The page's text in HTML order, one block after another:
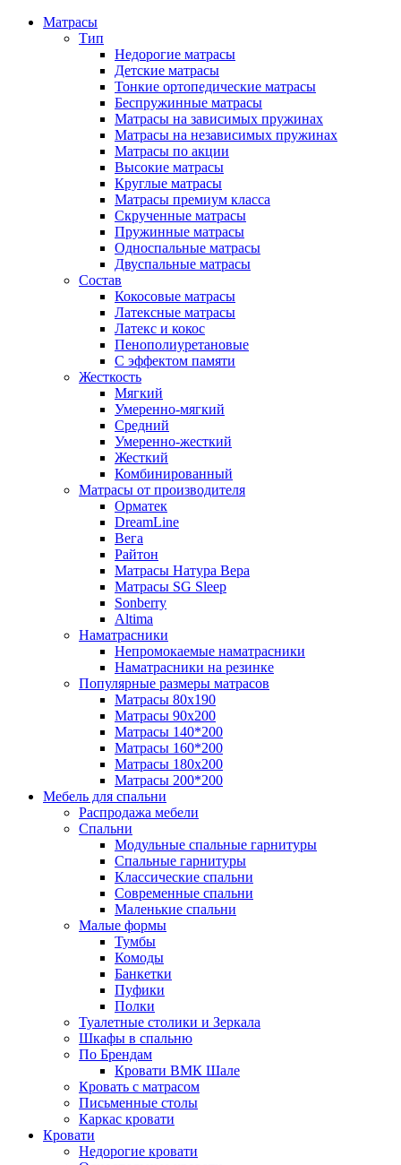
Матрасы
Тип
Недорогие матрасы
Детские матрасы
Тонкие ортопедические матрасы
Беспружинные матрасы
Матрасы на зависимых пружинах
Матрасы на независимых пружинах
Матрасы по акции
Высокие матрасы
Круглые матрасы
Матрасы премиум класса
Скрученные матрасы
Пружинные матрасы
Односпальные матрасы
Двуспальные матрасы
Состав
Кокосовые матрасы
Латексные матрасы
Латекс и кокос
Пенополиуретановые
С эффектом памяти
Жесткость
Мягкий
Умеренно-мягкий
Средний
Умеренно-жесткий
Жесткий
Комбинированный
Матрасы от производителя
Орматек
DreamLine
Вега
Райтон
Матрасы Натура Вера
Матрасы SG Sleep
Sonberry
Altima
Наматрасники
Непромокаемые наматрасники
Наматрасники на резинке
Популярные размеры матрасов
Матрасы 80x190
Матрасы 90x200
Матрасы 140*200
Матрасы 160*200
Матрасы 180x200
Матрасы 200*200
Мебель для спальни
Распродажа мебели
Спальни
Модульные спальные гарнитуры
Спальные гарнитуры
Классические спальни
Современные спальни
Маленькие спальни
Малые формы
Тумбы
Комоды
Банкетки
Пуфики
Полки
Туалетные столики и Зеркала
Шкафы в спальню
По Брендам
Кровати ВМК Шале
Кровать с матрасом
Письменные столы
Каркас кровати
Кровати
Недорогие кровати